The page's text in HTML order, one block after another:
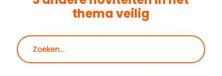
themaveilig